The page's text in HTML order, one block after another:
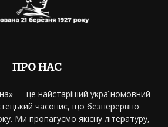
ПРО НАС
— це найстаріший україномовний
часопис, що безперервно
Ми пропагуємо якісну літературу,